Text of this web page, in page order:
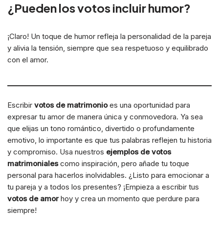
¿Pueden los votos incluir humor?
¡Claro! Un toque de humor refleja la personalidad de la pareja
y alivia la tensión, siempre que sea respetuoso y equilibrado
con el amor.
Escribir votos de matrimonioes una oportunidad para
expresar tu amor de manera única y conmovedora. Ya sea
que elijas un tono romántico, divertido o profundamente
emotivo, lo importante es que tus palabras reflejen tu historia
y compromiso. Usa nuestros ejemplos de votos
matrimonialescomo inspiración, pero añade tu toque
personal para hacerlos inolvidables. ¿Listo para emocionar a
tu pareja y a todos los presentes? ¡Empieza a escribir tus
votos de amor hoy y crea un momento que perdure para
siempre!